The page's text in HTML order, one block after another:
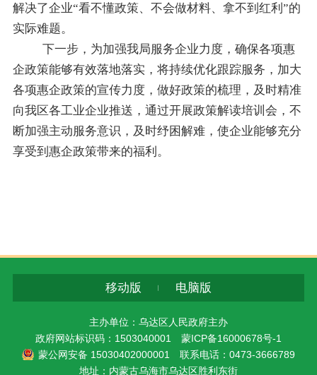
解决了企业“看不懂政策、不会做材料、拿不到红利”的
实际难题。
下一步，为加强我局服务企业力度，确保各项惠
企政策能够有效落地落实，将持续优化跟踪服务，加大
各项惠企政策的宣传力度，做好政策的梳理，及时精准
向我区各工业企业推送，通过开展政策解读培训会，不
断加强主动服务意识，及时纾困解难，使企业能够充分
享受到惠企政策带来的福利。
移动版 电脑版
主办单位：乌达区人民政府主办
政府网站标识码：1503040001 蒙ICP备16000678号-1
蒙公网安备 15030402000001
联系电话：0473-3666789
地址：内蒙古乌海市乌达区胜利东街